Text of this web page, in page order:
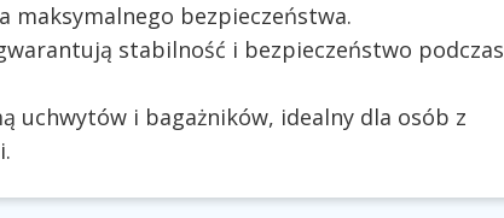
maksymalnego bezpieczeństwa.
stabilność i bezpieczeństwo podczas
uchwytów i bagażników, idealny dla osób z